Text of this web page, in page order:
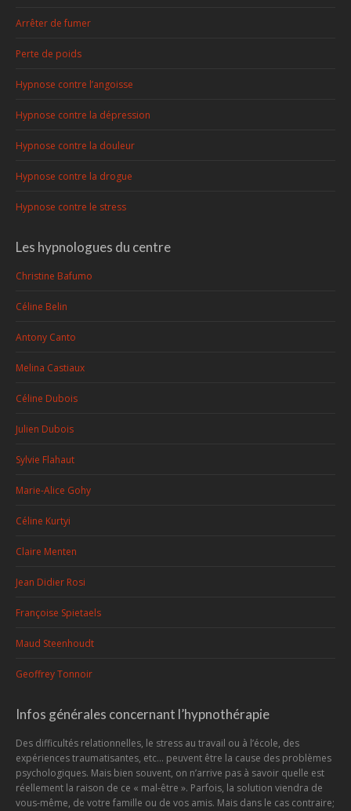
Arrêter de fumer
Perte de poids
Hypnose contre l’angoisse
Hypnose contre la dépression
Hypnose contre la douleur
Hypnose contre la drogue
Hypnose contre le stress
Les hypnologues du centre
Christine Bafumo
Céline Belin
Antony Canto
Melina Castiaux
Céline Dubois
Julien Dubois
Sylvie Flahaut
Marie-Alice Gohy
Céline Kurtyi
Claire Menten
Jean Didier Rosi
Françoise Spietaels
Maud Steenhoudt
Geoffrey Tonnoir
Infos générales concernant l’hypnothérapie
Des difficultés relationnelles, le stress au travail ou à l’école, des
expériences traumatisantes, etc... peuvent être la cause des problèmes
psychologiques. Mais bien souvent, on n’arrive pas à savoir quelle est
réellement la raison de ce « mal-être ». Parfois, la solution viendra de
vous-même, de votre famille ou de vos amis. Mais dans le cas contraire;